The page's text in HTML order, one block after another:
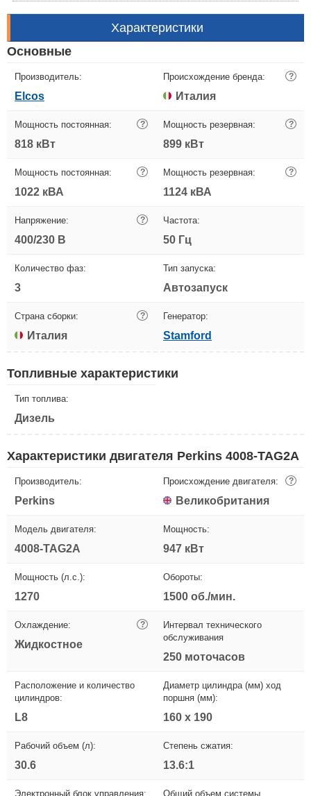
Характеристики
Основные
Производитель:
Elcos
Происхождение бренда: ?
Италия
Мощность постоянная: ?
818 кВт
Мощность резервная: ?
899 кВт
Мощность постоянная: ?
1022 кВА
Мощность резервная: ?
1124 кВА
Напряжение: ?
400/230 В
Частота:
50 Гц
Количество фаз:
3
Тип запуска:
Автозапуск
Страна сборки: ?
Италия
Генератор:
Stamford
Топливные характеристики
Тип топлива:
Дизель
Характеристики двигателя Perkins 4008-TAG2A
Производитель:
Perkins
Происхождение двигателя: ?
Великобритания
Модель двигателя:
4008-TAG2A
Мощность:
947 кВт
Мощность (л.с.):
1270
Обороты:
1500 об./мин.
Охлаждение: ?
Жидкостное
Интервал технического
обслуживания
250 моточасов
Расположение и количество
цилиндров:
L8
Диаметр цилиндра (мм) ход
поршня (мм):
160 х 190
Рабочий объем (л):
30.6
Степень сжатия:
13.6:1
Электронный блок управления: Общий объем системы